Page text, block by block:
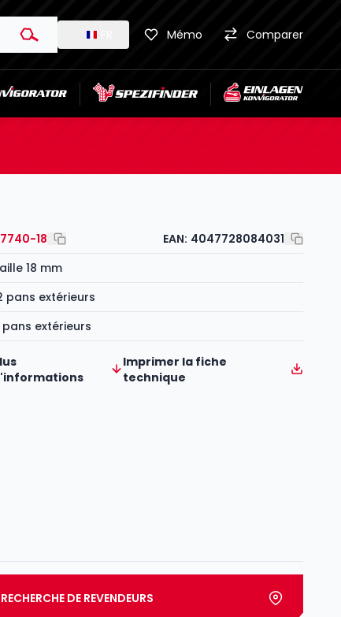
Mémo Comparer
18 EAN: 4047728084031
18 mm
pans extérieurs
pans extérieurs
Imprimer la fiche
technique
RECHERCHE DE REVENDEURS